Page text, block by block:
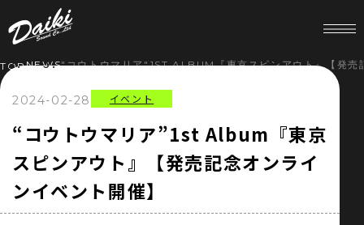
NEWS
TOPNEWS"コウトウマリア"1ST ALBUM『東京スピンアウト』【発売
2024-02-28 イベント
“コウトウマリア”1st Album『東京
スピンアウト』【発売記念オンライ
ンイベント開催】